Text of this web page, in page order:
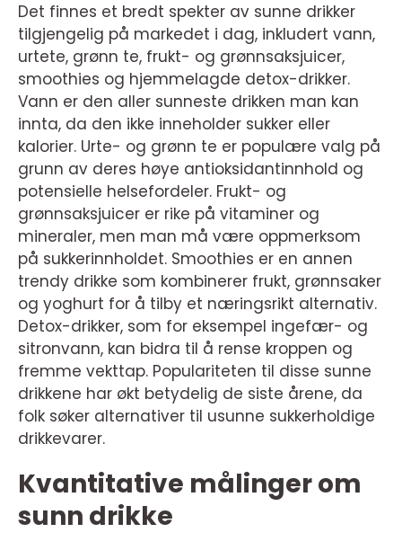
Det finnes et bredt spekter av sunne drikker
tilgjengelig på markedet i dag, inkludert vann,
urtete, grønn te, frukt- og grønnsaksjuicer,
smoothies og hjemmelagde detox-drikker.
Vann er den aller sunneste drikken man kan
innta, da den ikke inneholder sukker eller
kalorier. Urte- og grønn te er populære valg på
grunn av deres høye antioksidantinnhold og
potensielle helsefordeler. Frukt- og
grønnsaksjuicer er rike på vitaminer og
mineraler, men man må være oppmerksom
på sukkerinnholdet. Smoothies er en annen
trendy drikke som kombinerer frukt, grønnsaker
og yoghurt for å tilby et næringsrikt alternativ.
Detox-drikker, som for eksempel ingefær- og
sitronvann, kan bidra til å rense kroppen og
fremme vekttap. Populariteten til disse sunne
drikkene har økt betydelig de siste årene, da
folk søker alternativer til usunne sukkerholdige
drikkevarer.
Kvantitative målinger om
sunn drikke